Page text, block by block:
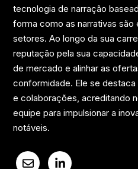
tecnologia de narração
forma como as narrativas
setores. Ao longo da sua
reputação pela sua
de mercado e alinhar as
conformidade. Ele se
e colaborações, acreditando
equipe para impulsionar a
notáveis.